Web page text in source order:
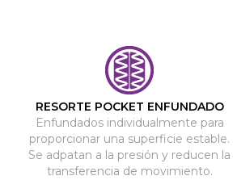
RESORTE POCKET ENFUNDADO
Enfundados individualmente para
proporcionar una superficie estable.
Se adpatan a la presión y reducen la
transferencia de movimiento.